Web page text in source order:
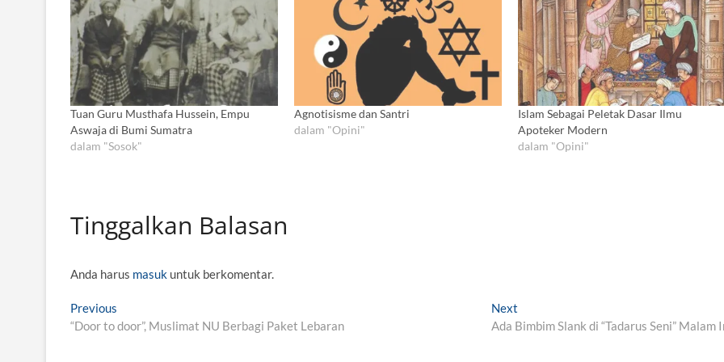
Tuan Guru Musthafa Hussein, Empu
Aswaja di Bumi Sumatra
dalam "Sosok"
Agnotisisme dan Santri
dalam "Opini"
Islam Sebagai Peletak Dasar Ilmu
Apoteker Modern
dalam "Opini"
Tinggalkan Balasan
Anda harus masuk untuk berkomentar.
N
a
Previous
r
“Door to door”, Muslimat NU Berbagi Paket Lebaran
Next
e
Ada Bimbim Slank di “Tadarus Seni” Malam